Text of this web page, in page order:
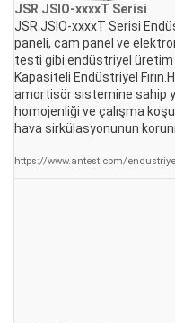
JSR JSIO-xxxxT Serisi
JSR JSIO-xxxxT Serisi
paneli, cam panel ve
testi gibi endüstriyel üretim
Kapasiteli Endüstriyel
amortisör sistemine sahip
homojenliği ve çalışma
hava sirkülasyonunun
https://www.antest.com/